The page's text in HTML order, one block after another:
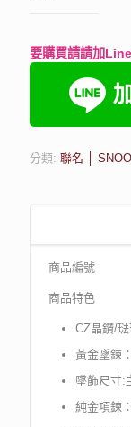
要購買請請加
分類: 聯名 │
商品編號
商品特色
CZ晶鑽/
黃金墜鍊
墜飾尺寸:
純金項鍊